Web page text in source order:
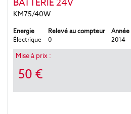
KM75/40W
Energie
Électrique
Relevé au compteur
0
Année
2014
Mise à prix :
50 €